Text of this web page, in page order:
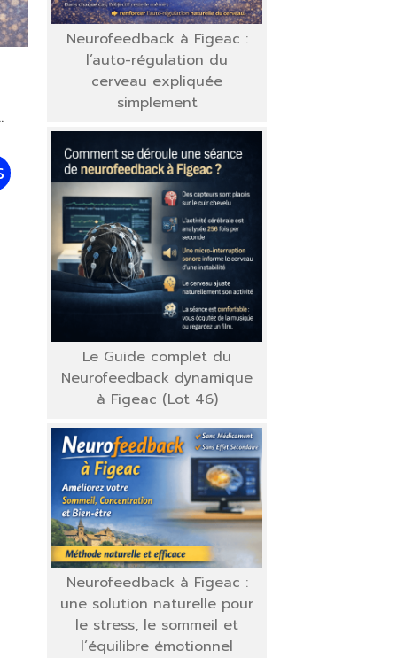
Neurofeedback à Figeac :
l’auto-régulation du
cerveau expliquée
simplement
Le Guide complet du
Neurofeedback dynamique
à Figeac (Lot 46)
Neurofeedback à Figeac :
une solution naturelle pour
le stress, le sommeil et
l’équilibre émotionnel